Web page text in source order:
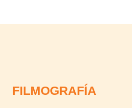
FILMOGRAFÍA